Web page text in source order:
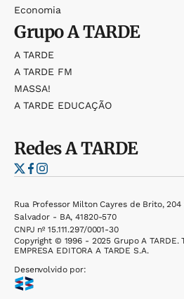
Economia
GrupoA TARDE
A TARDE
A TARDE FM
MASSA!
A TARDE EDUCAÇÃO
RedesA TARDE
Rua Professor Milton Cayres de Brito,
Salvador - BA, 41820-570
CNPJ nº 15.111.297/0001-30
Copyright © 1996 - 2025 Grupo A TARDE.
EMPRESA EDITORA A TARDE S.A.
Desenvolvido por: